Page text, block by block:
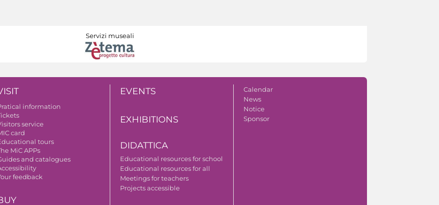
Servizi museali
information
service
card
tours
MiC APPs
and catalogues
feedback
EVENTS
EXHIBITIONS
DIDATTICA
Educational resources for school
Educational resources for all
Meetings for teachers
Projects accessible
Calendar
News
Notice
Sponsor